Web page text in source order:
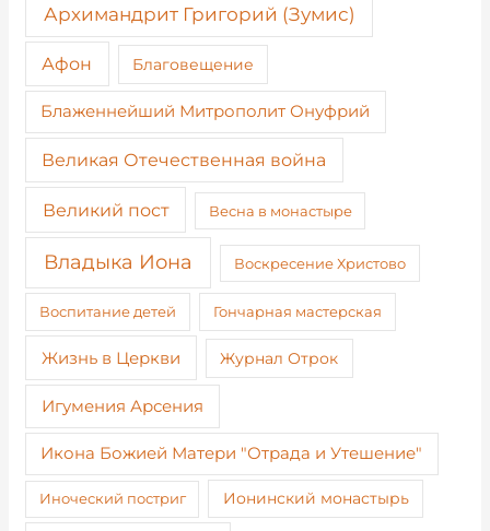
Архимандрит Григорий (Зумис)
Афон Благовещение
Блаженнейший Митрополит Онуфрий
Великая Отечественная война
Великий пост Весна в монастыре
Владыка Иона Воскресение Христово
Воспитание детей Гончарная мастерская
Жизнь в Церкви Журнал Отрок
Игумения Арсения
Икона Божией Матери "Отрада и Утешение"
Иноческий постриг Ионинский монастырь